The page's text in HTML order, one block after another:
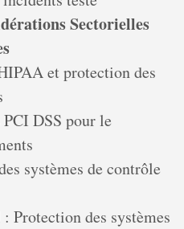
Sectorielles
et protection des
DSS pour le
systèmes de contrôle
Protection des systèmes